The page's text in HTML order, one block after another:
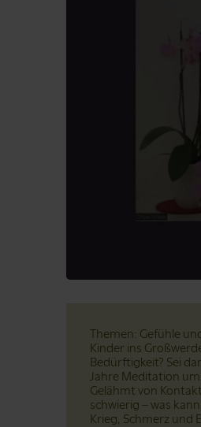
Themen: Gefühle
Kinder ins
Bedürftigkeit? Sei
Jahre Meditation
Gelähmt von
schwierig – was
Krieg, Schmerz und